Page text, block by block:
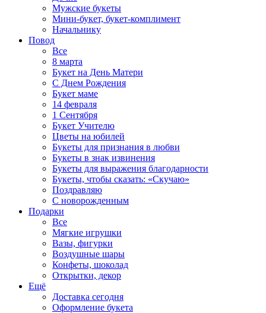
Мужские букеты
Мини-букет, букет-комплимент
Начальнику
Повод
Все
8 марта
Букет на День Матери
С Днем Рождения
Букет маме
14 февраля
1 Сентября
Букет Учителю
Цветы на юбилей
Букеты для признания в любви
Букеты в знак извинения
Букеты для выражения благодарности
Букеты, чтобы сказать: «Скучаю»
Поздравляю
С новорожденным
Подарки
Все
Мягкие игрушки
Вазы, фигурки
Воздушные шары
Конфеты, шоколад
Открытки, декор
Ещё
Доставка сегодня
Оформление букета